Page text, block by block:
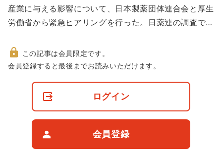
産業に与える影響について、日本製薬団体連合会と厚生
労働省から緊急ヒアリングを行った。日薬連の調査で…
非
この記事は会員限定です。
会員登録すると最後までお読みいただけます。
ログイン
会員登録